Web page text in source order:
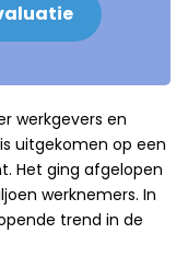
werkgevers en
uitgekomen op een
Het ging afgelopen
werknemers. In
trend in de